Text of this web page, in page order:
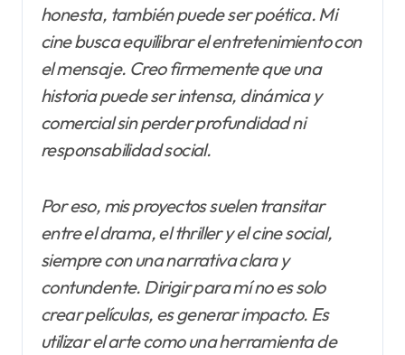
honesta, también puede ser poética. Mi
cine busca equilibrar el entretenimiento con
el mensaje. Creo firmemente que una
historia puede ser intensa, dinámica y
comercial sin perder profundidad ni
responsabilidad social.
Por eso, mis proyectos suelen transitar
entre el drama, el thriller y el cine social,
siempre con una narrativa clara y
contundente. Dirigir para mí no es solo
crear películas, es generar impacto. Es
utilizar el arte como una herramienta de